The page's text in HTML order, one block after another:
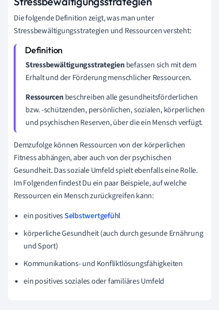
Die folgende Definition zeigt, was man unter
Stressbewältigungsstrategien und Ressourcen versteht:
Stressbewältigungsstrategienbefassen sich mit dem
Erhalt und der Förderung menschlicher Ressourcen.
Ressourcenbeschreiben alle gesundheitsförderlichen
bzw. -schützenden, persönlichen, sozialen, körperlichen
und psychischen Reserven, über die ein Mensch verfügt.
Demzufolge können Ressourcen von der körperlichen
Fitness abhängen, aber auch von der psychischen
Gesundheit. Das soziale Umfeld spielt ebenfalls eine Rolle.
Im Folgenden findest Du ein paar Beispiele, auf welche
Ressourcen ein Mensch zurückgreifen kann:
ein positivesSelbstwertgefühl
körperliche Gesundheit (auch durch gesunde Ernährung
und Sport)
Kommunikations- und Konfliktlösungsfähigkeiten
ein positives soziales oder familiäres Umfeld